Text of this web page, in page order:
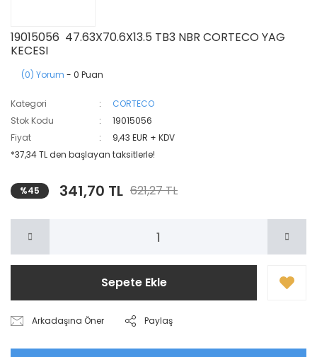
19015056 47.63X70.6X13.5 TB3 NBR CORTECO YAG
KECESI
(0) Yorum - 0 Puan
Kategori
CORTECO
Stok Kodu
19015056
Fiyat
9,43 EUR + KDV
*37,34 TL den başlayan taksitlerle!
%45 341,70 TL 621,27 TL
Sepete Ekle
Arkadaşına Öner Paylaş